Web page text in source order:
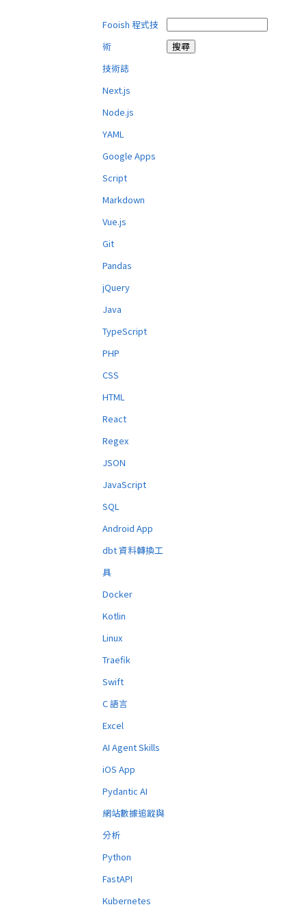
Fooish 程式技
術
技術誌
Next.js
Node.js
YAML
Google Apps
Script
Markdown
Vue.js
Git
Pandas
jQuery
Java
TypeScript
PHP
CSS
HTML
React
Regex
JSON
JavaScript
SQL
Android App
dbt 資料轉換工
具
Docker
Kotlin
Linux
Traefik
Swift
C 語言
Excel
AI Agent Skills
iOS App
Pydantic AI
網站數據追蹤與
分析
Python
FastAPI
Kubernetes